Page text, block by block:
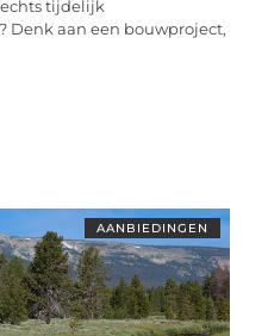
tijdelijk
Denk aan een bouwproject,
AANBIEDINGEN